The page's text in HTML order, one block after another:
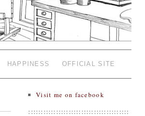
HAPPINESS OFFICIAL SITE
Visit me on facebook
::::::::::::::::::::::::::::::::::::::::